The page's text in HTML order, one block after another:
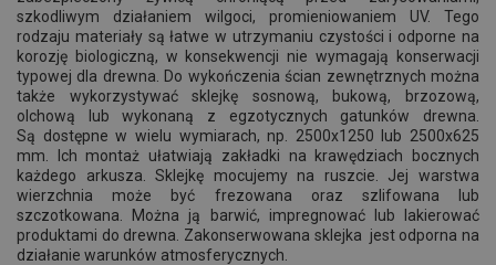
szkodliwym działaniem wilgoci, promieniowaniem UV. Tego
rodzaju materiały są łatwe w utrzymaniu czystości i odporne na
korozję biologiczną, w konsekwencji nie wymagają konserwacji
typowej dla drewna. Do wykończenia ścian zewnętrznych można
także wykorzystywać sklejkę sosnową, bukową, brzozową,
olchową lub wykonaną z egzotycznych gatunków drewna.
Są dostępne w wielu wymiarach, np. 2500x1250 lub 2500x625
mm. Ich montaż ułatwiają zakładki na krawędziach bocznych
każdego arkusza. Sklejkę mocujemy na ruszcie. Jej warstwa
wierzchnia może być frezowana oraz szlifowana lub
szczotkowana. Można ją barwić, impregnować lub lakierować
produktami do drewna. Zakonserwowana sklejka jest odporna na
działanie warunków atmosferycznych.